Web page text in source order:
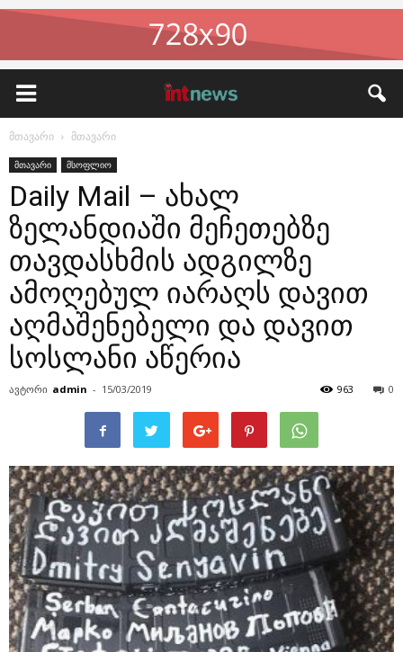
მთავარი მთავარი
მთავარი მსოფლიო
Daily Mail – ახალ
ზელანდიაში მეჩეთებზე
თავდასხმის ადგილზე
ამოღებულ იარაღს დავით
აღმაშენებელი და დავით
სოსლანი აწერია
ავტორი admin - 15/03/2019 0
963